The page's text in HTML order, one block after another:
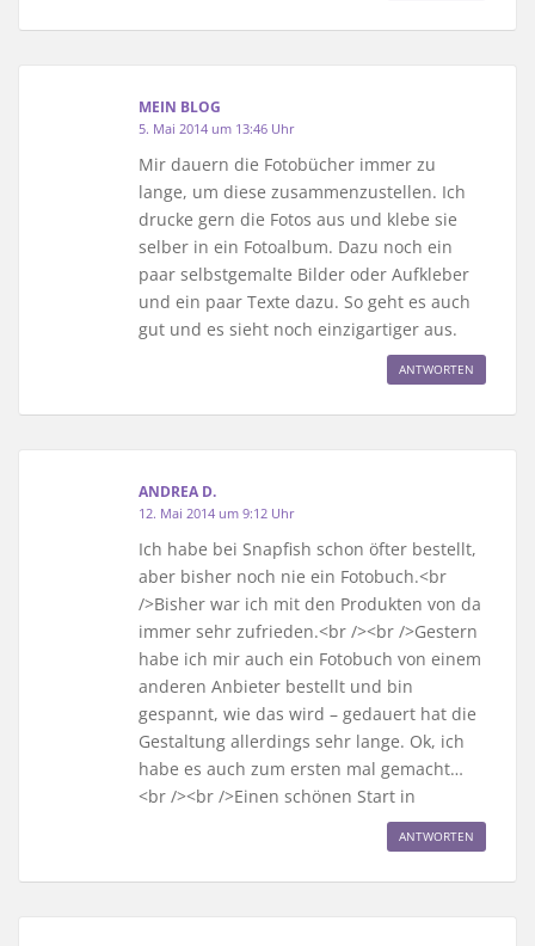
MEIN BLOG
5. Mai 2014 um 13:46 Uhr
Mir dauern die Fotobücher immer zu
lange, um diese zusammenzustellen. Ich
drucke gern die Fotos aus und klebe sie
selber in ein Fotoalbum. Dazu noch ein
paar selbstgemalte Bilder oder Aufkleber
und ein paar Texte dazu. So geht es auch
gut und es sieht noch einzigartiger aus.
ANTWORTEN
ANDREA D.
12. Mai 2014 um 9:12 Uhr
Ich habe bei Snapfish schon öfter bestellt,
aber bisher noch nie ein Fotobuch.<br
/>Bisher war ich mit den Produkten von da
immer sehr zufrieden.<br /><br />Gestern
habe ich mir auch ein Fotobuch von einem
anderen Anbieter bestellt und bin
gespannt, wie das wird – gedauert hat die
Gestaltung allerdings sehr lange. Ok, ich
habe es auch zum ersten mal gemacht…
<br /><br />Einen schönen Start in
ANTWORTEN